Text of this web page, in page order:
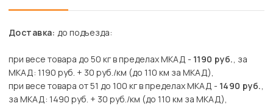
Доставка: до подъезда:
при весе товара до 50 кг в пределах МКАД - 1190 руб., за
МКАД: 1190 руб. + 30 руб./км (до 110 км за МКАД),
при весе товара от 51 до 100 кг в пределах МКАД - 1490 руб.,
за МКАД: 1490 руб. + 30 руб./км (до 110 км за МКАД),